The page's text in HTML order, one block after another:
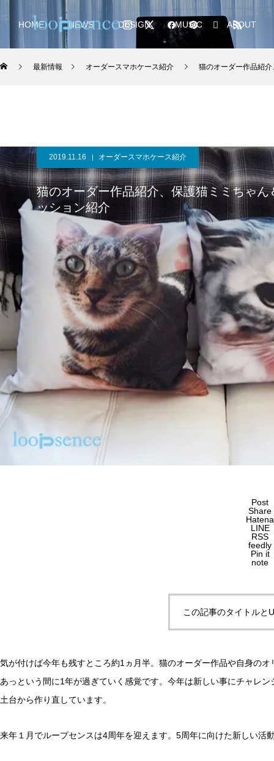
HOME NEWS DESIGN MUSIC ABOUT
最新情報 オーダースマホケース紹介 猫のオーダー作品紹
2019.11.16 オーダースマホケース紹介
猫のオーダー作品紹介、保護猫ミミちゃ
ッション紹介
Post
Share
Hatena
LINE
RSS
feedly
Pin it
note
この記事のタイトルと
気が付けば今年も残すところ約1ヵ月半。猫のオーダー作品や自身の
あっという間に1年が過ぎていく感覚です。今年は新しい事にチャレ
土台から作り直しています。
来年１月でループセンスは4周年を迎えます。5周年に向けた新しい活